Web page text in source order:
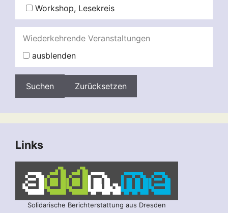
Workshop, Lesekreis
Wiederkehrende Veranstaltungen
ausblenden
Zurücksetzen
Links
Solidarische Berichterstattung aus Dresden